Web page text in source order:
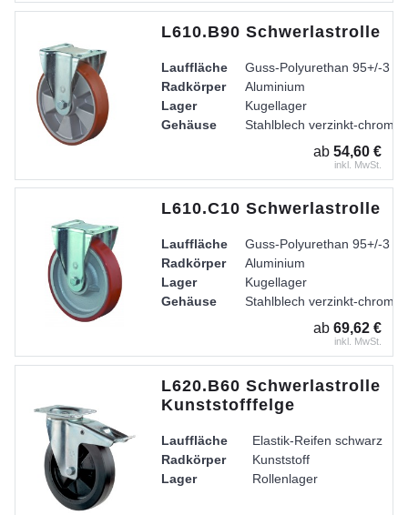
L610.B90 Schwerlastrolle
Lauffläche
Guss-Polyurethan 95+/-3
Radkörper
Aluminium
Lager
Kugellager
Gehäuse
Stahlblech verzinkt-
ab 54,60 €
inkl. MwSt.
L610.C10 Schwerlastrolle
Lauffläche
Guss-Polyurethan 95+/-3
Radkörper
Aluminium
Lager
Kugellager
Gehäuse
Stahlblech verzinkt-
ab 69,62 €
inkl. MwSt.
L620.B60 Schwerlastrolle
Kunststofffelge
Lauffläche
Elastik-Reifen schwarz
Radkörper
Kunststoff
Lager
Rollenlager